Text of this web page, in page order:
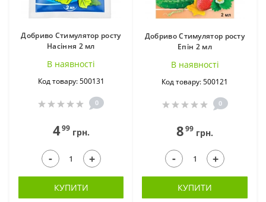
овочевих (30)
(8)
Добриво Стимулятор росту
Насіння 2 мл
В наявностi
Код товару: 500131
0
499грн.
- +
КУПИТИ
Добриво Стимулятор росту
Епін 2 мл
В наявностi
Код товару: 500121
0
899 грн.
- +
КУПИТИ